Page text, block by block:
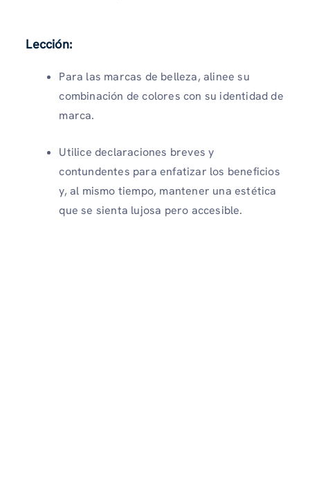
Lección:
Para las marcas de belleza, alinee su
combinación de colores con su identidad de
marca.
Utilice declaraciones breves y
contundentes para enfatizar los beneficios
y, al mismo tiempo, mantener una estética
que se sienta lujosa pero accesible.